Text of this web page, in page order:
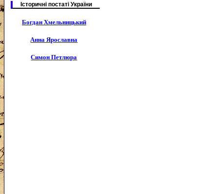
Історичні постаті України
Богдан Хмельницький
Анна Ярославна
Симон Петлюра